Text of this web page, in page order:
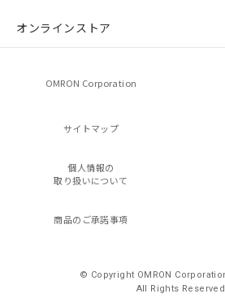
オンラインストア
OMRON Corporation
サイトマップ
個人情報の
取り扱いについて
商品のご承諾事項
© Copyright OMRON
All Rights